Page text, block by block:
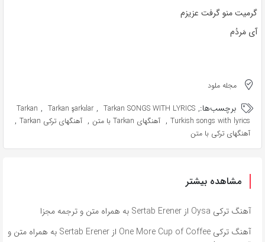
گرمیت منو گرفت عزیزم
آی مَردُم
مجله ملود
برچسب‌ها: Tarkan , Tarkan şarkılar , Tarkan SONGS WITH LYRICS ,
Turkish songs with lyrics
, آهنگهای Tarkan با متن , آهنگهای ترکی Tarkan ,
آهنگهای ترکی با متن
مشاهده بیشتر
آهنگ ترکی Oysa از Sertab Erener به همراه متن و ترجمه مجزا
آهنگ ترکی One More Cup of Coffee از Sertab Erener به همراه متن و